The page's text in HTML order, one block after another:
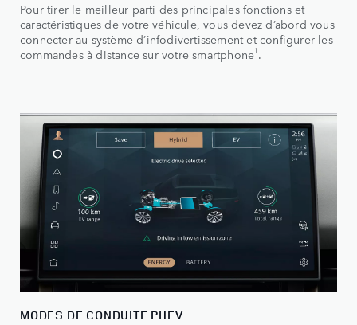
Pour tirer le meilleur parti des principales fonctions et
caractéristiques de votre véhicule, vous devez d’abord vous
connecter au système d’infodivertissement et configurer les
commandes à distance sur votre smartphone1 .
MODES DE CONDUITE PHEV